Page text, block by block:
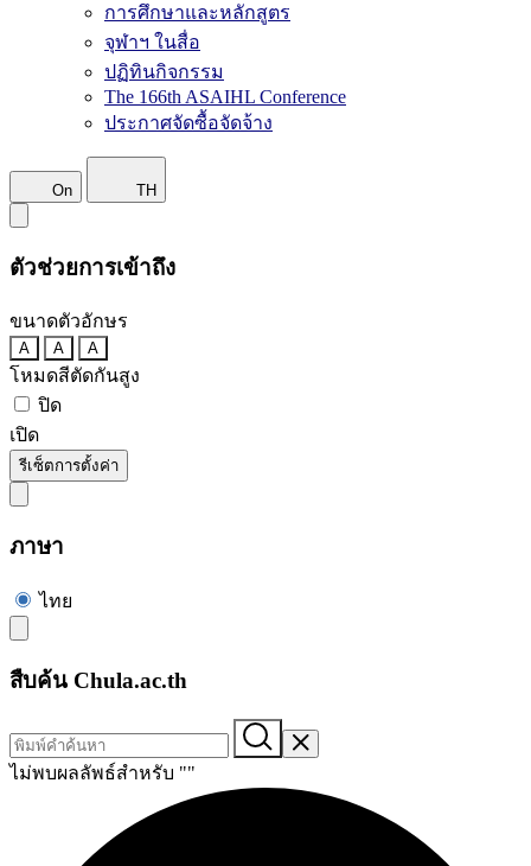
การศึกษาและหลักสูตร
จุฬาฯ ในสื่อ
ปฏิทินกิจกรรม
The 166th ASAIHL Conference
ประกาศจัดซื้อจัดจ้าง
On TH
ตัวช่วยการเข้าถึง
ขนาดตัวอักษร
A A A
โหมดสีตัดกันสูง
ปิด
เปิด
รีเซ็ตการตั้งค่า
ภาษา
ไทย
สืบค้น Chula.ac.th
ไม่พบผลลัพธ์สำหรับ ""